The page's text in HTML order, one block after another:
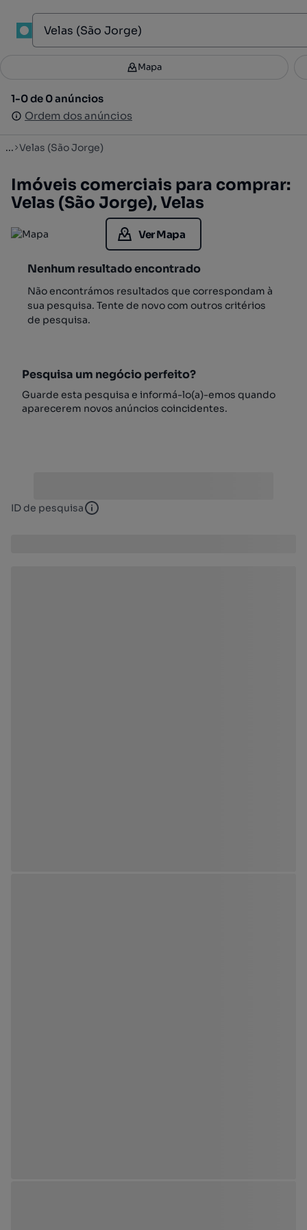
Filtros 2
1-0 de 0 anúncios
Ordem dos anúncios
Mapa
1-0 de 0 anúncios
Ordem dos anúncios
... Velas (São Jorge)
Imóveis comerciais para comprar:
Velas (São Jorge), Velas
Ver Mapa
Nenhum resultado encontrado
Não encontrámos resultados que correspondam à
sua pesquisa. Tente de novo com outros critérios
de pesquisa.
Pesquisa um negócio perfeito?
Guarde esta pesquisa e informá-lo(a)-emos quando
aparecerem novos anúncios coincidentes.
ID de pesquisa ID de pesquisa